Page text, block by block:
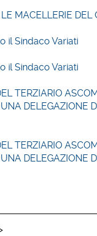
MACELLERIE DEL
il Sindaco Variati
il Sindaco Variati
TERZIARIO
DELEGAZIONE
TERZIARIO
DELEGAZIONE